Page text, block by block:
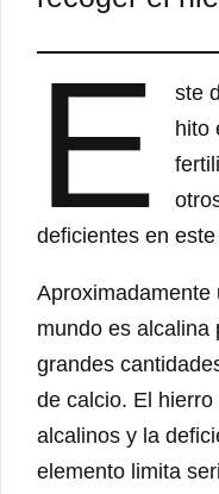
E
ste
hito
deficientes en
Aproximadamente
mundo es alcalina
grandes
de calcio. El
alcalinos y la
elemento limita